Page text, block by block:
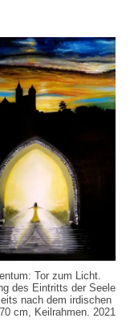
Tor zum Licht.
des Eintritts der Seele
nach dem irdischen
cm, Keilrahmen. 2021